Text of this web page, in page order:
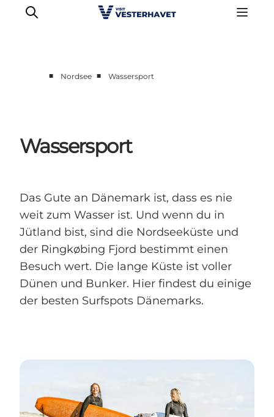
Unsere Städte
Essen & Übernachtung
Plane deine Reise
■ Nordsee ■ Wassersport
Wassersport
Das Gute an Dänemark ist, dass es nie
weit zum Wasser ist. Und wenn du in
Jütland bist, sind die Nordseeküste und
der Ringkøbing Fjord bestimmt einen
Besuch wert. Die lange Küste ist voller
Dünen und Bunker. Hier findest du einige
der besten Surfspots Dänemarks.